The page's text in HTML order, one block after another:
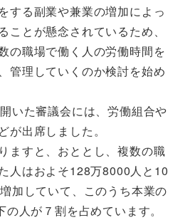
する副業や兼業の増加によっ
ことが懸念されているため、
の職場で働く人の労働時間を
管理していくのか検討を始め
いた審議会には、労働組合や
が出席しました。
ますと、おととし、複数の職
人はおよそ128万8000人と10
加していて、このうち本業の
人が７割を占めています。